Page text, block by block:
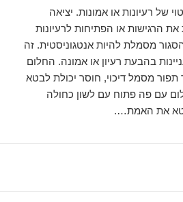
של רעיונות או אמונות. יציאה
הרגישות או הפתיחות לרעיונות
מסמלת להיות אנטגוניסטית. זה
בהבעת רעיון או אמונה. החלום
מסמל דיכוי, חוסר יכולת לבטא
עם פה פתוח עם לשון כחולה
את האמת….